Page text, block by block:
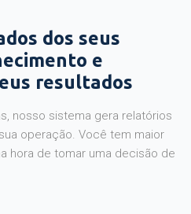
dos seus
e
resultados
nosso sistema gera relatórios
operação. Você tem maior
hora de tomar uma decisão de